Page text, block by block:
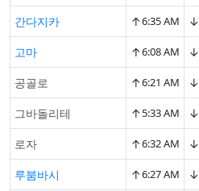
간다지카 ↑6:35 AM ↓
고마 ↑6:08 AM ↓
공골로 ↑6:21 AM ↓
그바돌리테 ↑5:33 AM ↓
로자 ↑6:32 AM ↓
루붐바시 ↑6:27 AM ↓